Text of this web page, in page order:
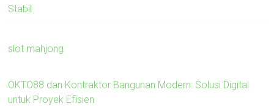
Stabil
slot mahjong
OKTO88 dan Kontraktor Bangunan Modern: Solusi Digital
untuk Proyek Efisien